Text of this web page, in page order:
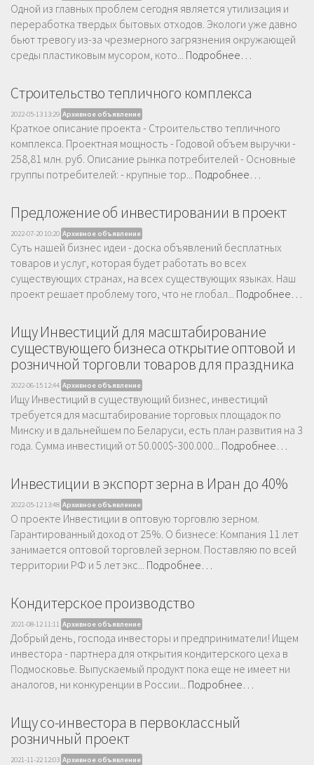
Одной из главных проблем сегодня является утилизация и
переработка твердых бытовых отходов. Экологи уже давно
бьют тревогу из-за чрезмерного загрязнения окружающей
среды пластиковым мусором, кото... Подробнее…
Строительство тепличного комплекса
2022-05-13 13:29 Архивное объявление
Краткое описание проекта - Строительство тепличного
комплекса. Проектная мощность - Годовой объем выручки -
258,81 млн. руб. Описание рынка потребителей - Основные
группы потребителей: - крупные тор... Подробнее…
Предложение об инвестировании в проект
2022-07-20 10:20 Архивное объявление
Суть нашей бизнес идеи - доска объявлений бесплатных
товаров и услуг, которая будет работать во всех
существующих странах, на всех существующих языках. Наш
проект решает проблему того, что не глобал... Подробнее…
Ищу Инвестиций для масштабирование
существующего бизнеса открытие оптовой и
розничной торговли товаров для праздника
2022-06-15 12:44 Архивное объявление
Ищу Инвестиций в существующий бизнес, инвестиций
требуется для масштабирование торговых площадок по
Минску и в дальнейшем по Беларуси, есть план развития на 3
года. Сумма инвестиций от 50.000$-300.000... Подробнее…
Инвестиции в экспорт зерна в Иран до 40%
2022-05-12 13:48 Архивное объявление
О проекте Инвестиции в оптовую торговлю зерном.
Гарантированный доход от 25%. О бизнесе: Компания 11 лет
занимается оптовой торговлей зерном. Поставляю по всей
территории РФ и 5 лет экс... Подробнее…
Кондитерское производство
2021-08-12 11:11 Архивное объявление
Добрый день, господа инвесторы и предприниматели! Ищем
инвестора - партнера для открытия кондитерского цеха в
Подмосковье. Выпускаемый продукт пока еще не имеет ни
аналогов, ни конкуренции в России... Подробнее…
Ищу со-инвестора в первоклассный
розничный проект
2021-11-22 12:03 Архивное объявление